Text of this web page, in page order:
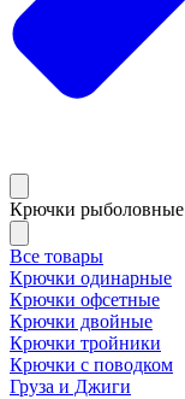
Крючки рыболовные
Все товары
Крючки одинарные
Крючки офсетные
Крючки двойные
Крючки тройники
Крючки с поводком
Груза и Джиги